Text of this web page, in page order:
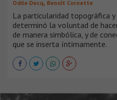
Odile Decq, Benoît Cornette
La particularidad topográfica
determinó la voluntad de
de manera simbólica, y de
que se inserta íntimamente.